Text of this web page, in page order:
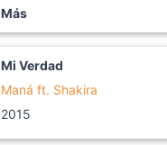
Más
Mi Verdad
Maná ft. Shakira
2015